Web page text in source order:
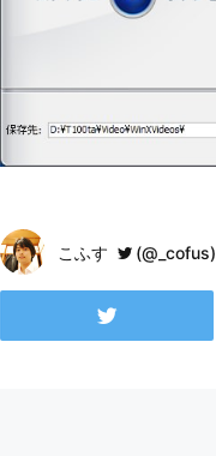
こふす (@_cofus)